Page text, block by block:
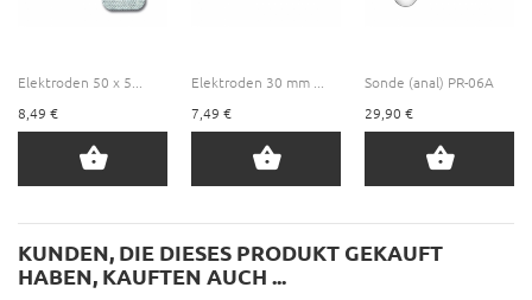
Elektroden 50 x 5...
8,49 €
Elektroden 30 mm ...
7,49 €
Sonde (anal) PR-06A
29,90 €
KUNDEN, DIE DIESES PRODUKT GEKAUFT
HABEN, KAUFTEN AUCH ...